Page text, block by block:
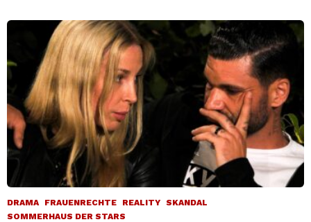
DRAMA FRAUENRECHTE REALITY SKANDAL
SOMMERHAUS DER STARS